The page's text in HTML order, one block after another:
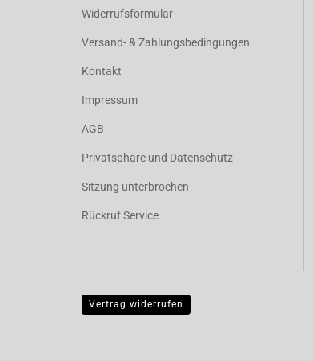
Widerrufsformular
Versand- & Zahlungsbedingungen
Kontakt
Impressum
AGB
Privatsphäre und Datenschutz
Sitzung unterbrochen
Rückruf Service
Vertrag widerrufen